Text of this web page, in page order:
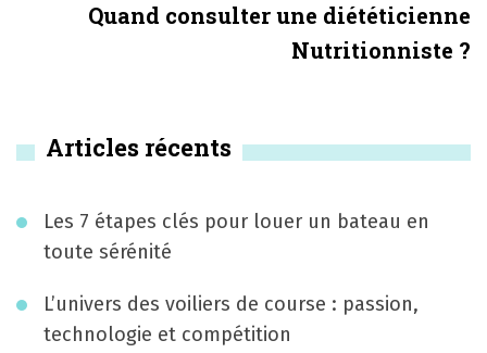
i
g
t
Quand consulter une diététicienne
Nutritionniste ?
Articles récents
Les 7 étapes clés pour louer un bateau en
toute sérénité
L’univers des voiliers de course : passion,
technologie et compétition